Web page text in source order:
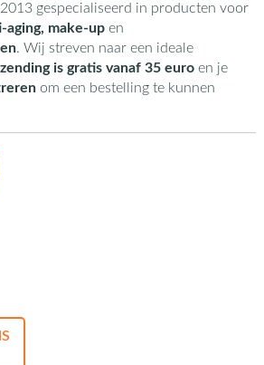
gespecialiseerd in producten voor
aging, make-upen
. Wij streven naar een ideale
is gratis vanaf 35 euroen je
om een bestelling te kunnen